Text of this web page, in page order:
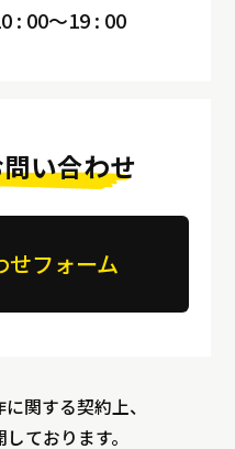
: 00～19 : 00
い合わせ
せフォーム
関する契約上、
ております。